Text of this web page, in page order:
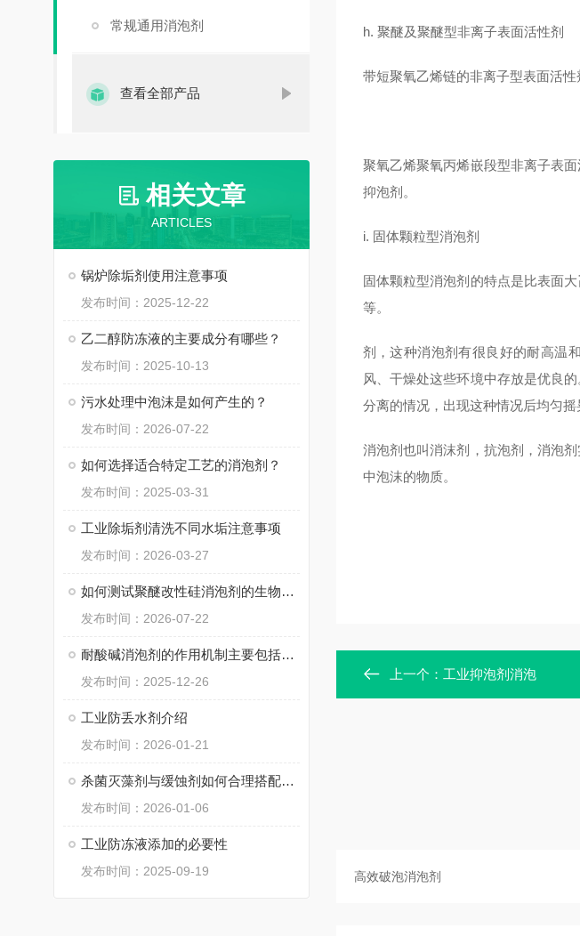
常规通用消泡剂
查看全部产品
相关文章
ARTICLES
锅炉除垢剂使用注意事项
发布时间：2025-12-22
乙二醇防冻液的主要成分有哪些？
发布时间：2025-10-13
污水处理中泡沫是如何产生的？
发布时间：2026-07-22
如何选择适合特定工艺的消泡剂？
发布时间：2025-03-31
工业除垢剂清洗不同水垢注意事项
发布时间：2026-03-27
如何测试聚醚改性硅消泡剂的生物毒性？
发布时间：2026-07-22
耐酸碱消泡剂的作用机制主要包括以下方面
发布时间：2025-12-26
工业防丢水剂介绍
发布时间：2026-01-21
杀菌灭藻剂与缓蚀剂如何合理搭配使用？
发布时间：2026-01-06
工业防冻液添加的必要性
发布时间：2025-09-19
h. 聚醚及聚醚型非离子表面活性剂
带短聚氧乙烯链的非离子型表面活性
聚氧乙烯聚氧丙烯嵌段型非离子表
抑泡剂。
i. 固体颗粒型消泡剂
固体颗粒型消泡剂的特点是比表面大
等。
剂，这种消泡剂有很良好的耐高温
风、干燥处这些环境中存放是优良
分离的情况，出现这种情况后均匀
消泡剂也叫消沫剂，抗泡剂，消泡
中泡沫的物质。
上一个： 工业抑泡剂消泡